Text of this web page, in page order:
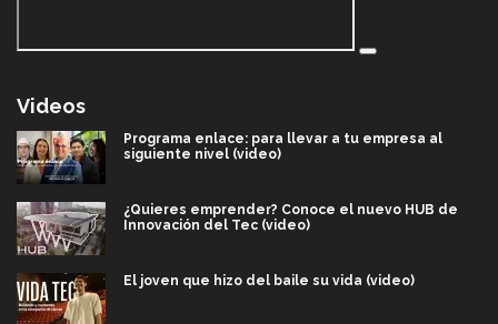
Videos
Programa enlace: para llevar a tu empresa al
siguiente nivel (video)
¿Quieres emprender? Conoce el nuevo HUB de
Innovación del Tec (video)
El joven que hizo del baile su vida (video)